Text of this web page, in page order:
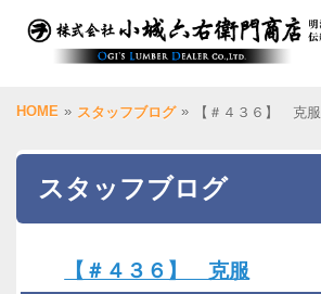
HOME » スタッフブログ » 【＃４３６】 克服
スタッフブログ
【＃４３６】 克服